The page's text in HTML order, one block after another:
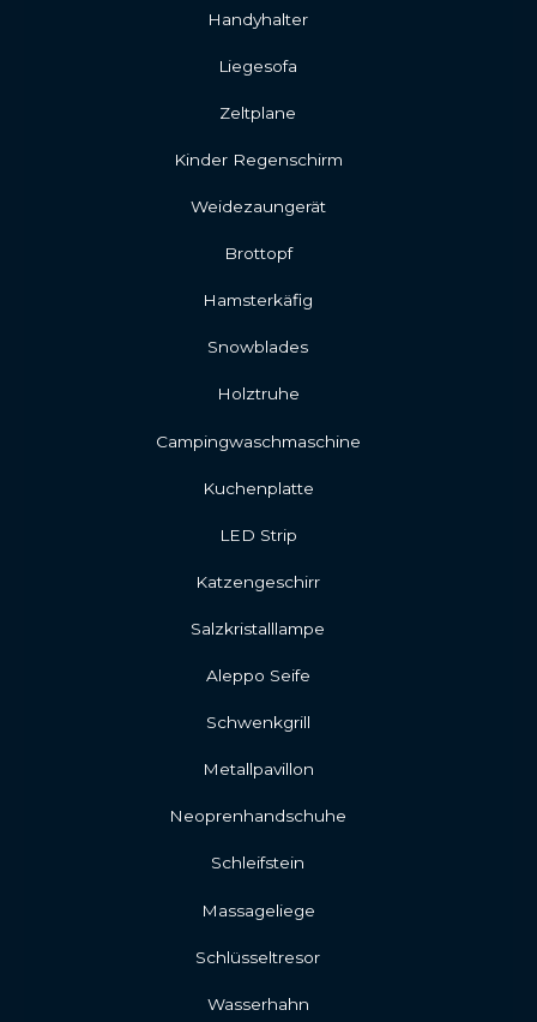
Handyhalter
Liegesofa
Zeltplane
Kinder Regenschirm
Weidezaungerät
Brottopf
Hamsterkäfig
Snowblades
Holztruhe
Campingwaschmaschine
Kuchenplatte
LED Strip
Katzengeschirr
Salzkristalllampe
Aleppo Seife
Schwenkgrill
Metallpavillon
Neoprenhandschuhe
Schleifstein
Massageliege
Schlüsseltresor
Wasserhahn